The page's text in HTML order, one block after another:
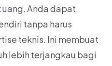
Anda dapat
tanpa harus
teknis. Ini membuat
lebih terjangkau bagi